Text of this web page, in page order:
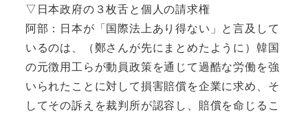
▽日本政府の３枚舌と個人の請求権
阿部：日本が「国際法上あり得ない」と言及して
いるのは、（鄭さんが先にまとめたように）韓国
の元徴用工らが動員政策を通じて過酷な労働を強
いられたことに対して損害賠償を企業に求め、そ
してその訴えを裁判所が認容し、賠償を命じるこ